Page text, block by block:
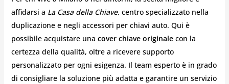
affidarsi a La Casa della Chiave, centro specializzato nella
duplicazione e negli accessori per chiavi auto. Qui è
possibile acquistare una cover chiave originalecon la
certezza della qualità, oltre a ricevere supporto
personalizzato per ogni esigenza. Il team esperto è in grado
di consigliare la soluzione più adatta e garantire un servizio